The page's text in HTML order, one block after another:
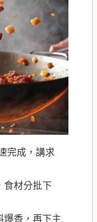
完成，講求
食材分批下
爆香，再下主